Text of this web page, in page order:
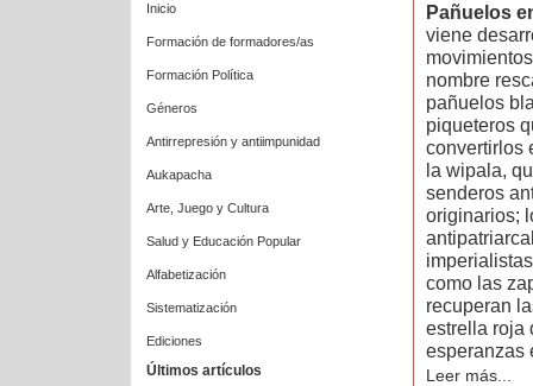
Inicio
Formación de formadores/as
Formación Política
Géneros
Antirrepresión y antiimpunidad
Aukapacha
Arte, Juego y Cultura
Salud y Educación Popular
Alfabetización
Sistematización
Ediciones
Últimos artículos
Pañuelos
viene
nombre
pañuelos
piqueteros
convertirlos
la wipala,
senderos
originarios;
como las
recuperan
estrella roja
esperanzas
Leer más...